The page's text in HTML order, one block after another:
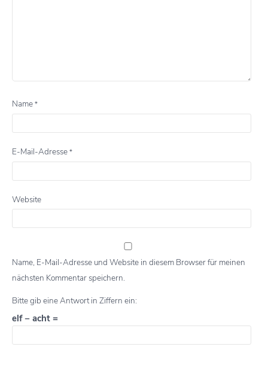
Name *
E-Mail-Adresse *
Website
Name, E-Mail-Adresse und Website in diesem Browser für meinen
nächsten Kommentar speichern.
Bitte gib eine Antwort in Ziffern ein:
elf − acht =